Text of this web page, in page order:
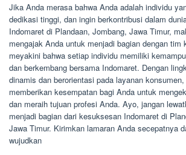
Jika Anda merasa bahwa Anda adalah individu
dedikasi tinggi, dan ingin berkontribusi dalam
Indomaret di Plandaan, Jombang, Jawa Timur,
mengajak Anda untuk menjadi bagian dengan tim
meyakini bahwa setiap individu memiliki
dan berkembang bersama Indomaret. Dengan
dinamis dan berorientasi pada layanan
memberikan kesempatan bagi Anda untuk
dan meraih tujuan profesi Anda. Ayo, jangan
menjadi bagian dari kesuksesan Indomaret di
Jawa Timur. Kirimkan lamaran Anda secepatnya
wujudkan